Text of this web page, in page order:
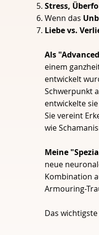
Stress,
Wenn das
Liebe vs.
​Als
einem
entwickelt
Schwerpunkt
entwickelte
Sie vereint
wie
Meine
neue
Kombination
Armouring-
Das